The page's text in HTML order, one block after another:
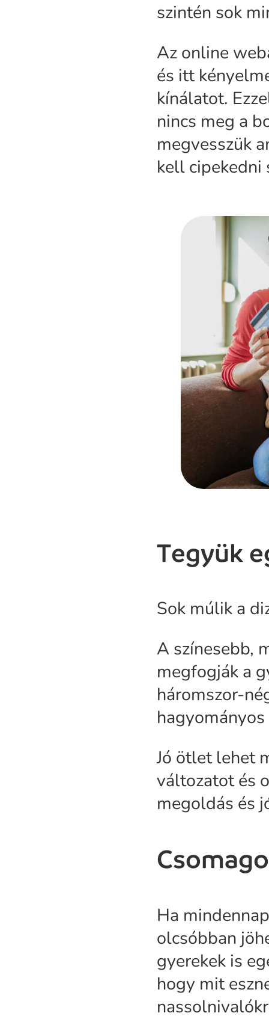
szintén sok
Az online
és itt
kínálatot.
nincs meg a
megvesszük
kell cipekedni
Tegyük
Sok múlik a
A színesebb,
megfogják a
háromszor-
Jó ötlet lehet
változatot és
megoldás és
Ha
olcsóbban
gyerekek is
hogy mit